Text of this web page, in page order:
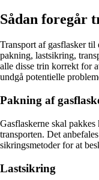
Sådan foregår
Transport af gasflasker
pakning, lastsikring,
alle disse trin korrekt for
undgå potentielle
Pakning af
Gasflaskerne skal
transporten. Det
sikringsmetoder for at
Lastsikring